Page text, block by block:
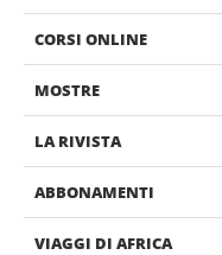
CORSI ONLINE
MOSTRE
LA RIVISTA
ABBONAMENTI
VIAGGI DI AFRICA